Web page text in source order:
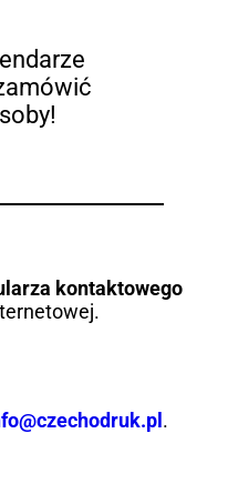
kontaktowego
.